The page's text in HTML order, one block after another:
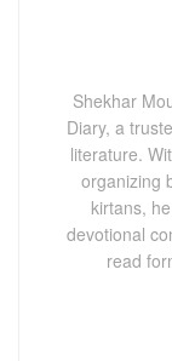
Shekhar
Diary, a
literature.
organizing
kirtans,
devotional
read